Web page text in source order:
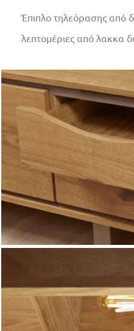
Έπιπλο τηλεόρασης από
λεπτομέριες από λακκα